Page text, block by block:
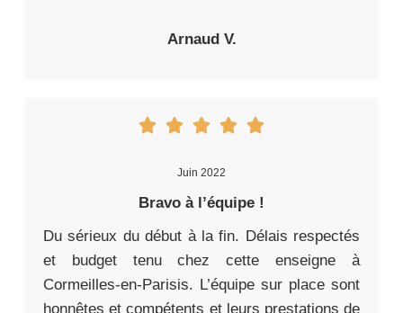
Arnaud V.
Juin 2022
Bravo à l’équipe !
Du sérieux du début à la fin. Délais respectés
et budget tenu chez cette enseigne à
Cormeilles-en-Parisis. L’équipe sur place sont
honnêtes et compétents et leurs prestations de